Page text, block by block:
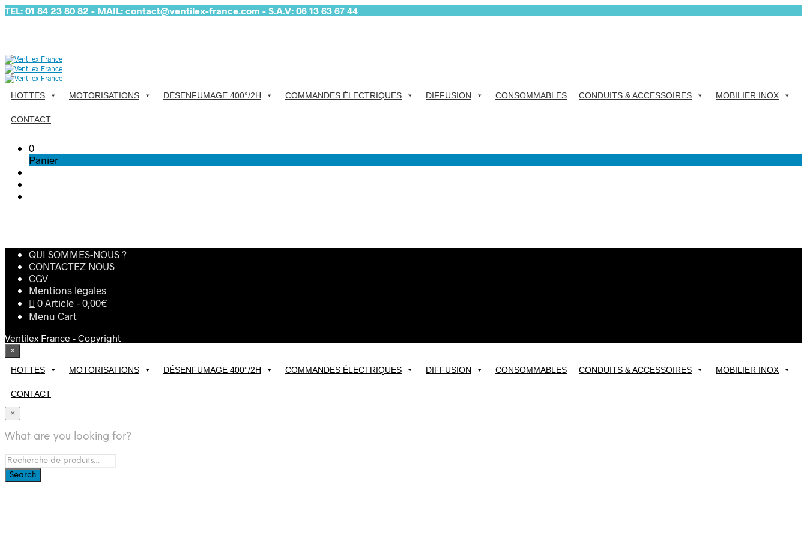
TEL: 01 84 23 80 82 - MAIL: contact@ventilex-france.com - S.A.V: 06 13 63 67 44
HOTTES MOTORISATIONS DÉSENFUMAGE 400°/2H COMMANDES ÉLECTRIQUES DIFFUSION CONSOMMABLES CONDUITS & ACCESSOIRES MOBILIER INOX
CONTACT
0
Panier
QUI SOMMES-NOUS ?
CONTACTEZ NOUS
CGV
Mentions légales
0 Article
0,00€
Menu Cart
Ventilex France - Copyright
×
HOTTES MOTORISATIONS DÉSENFUMAGE 400°/2H COMMANDES ÉLECTRIQUES DIFFUSION CONSOMMABLES CONDUITS & ACCESSOIRES MOBILIER INOX
CONTACT
×
What are you looking for?